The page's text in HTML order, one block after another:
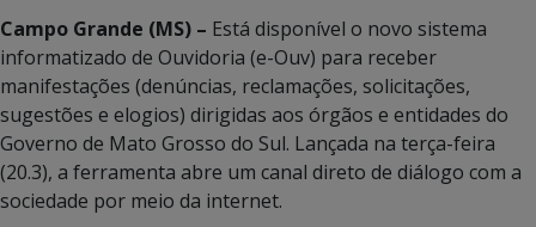
Campo Grande (MS) – Está disponível o novo sistema
informatizado de Ouvidoria (e-Ouv) para receber
manifestações (denúncias, reclamações, solicitações,
sugestões e elogios) dirigidas aos órgãos e entidades do
Governo de Mato Grosso do Sul. Lançada na terça-feira
(20.3), a ferramenta abre um canal direto de diálogo com a
sociedade por meio da internet.